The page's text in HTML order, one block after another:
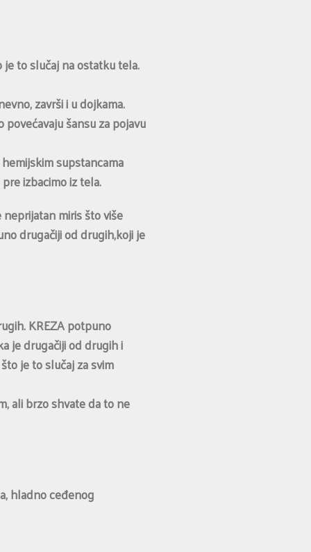
to slučaj na ostatku tela.
završi i u dojkama.
šansu za pojavu
supstancama
izbacimo iz tela.
miris što više
drugačiji od drugih,koji je
KREZA potpuno
je drugačiji od drugih i
je to slučaj za svim
ali brzo shvate da to ne
hladno ceđenog